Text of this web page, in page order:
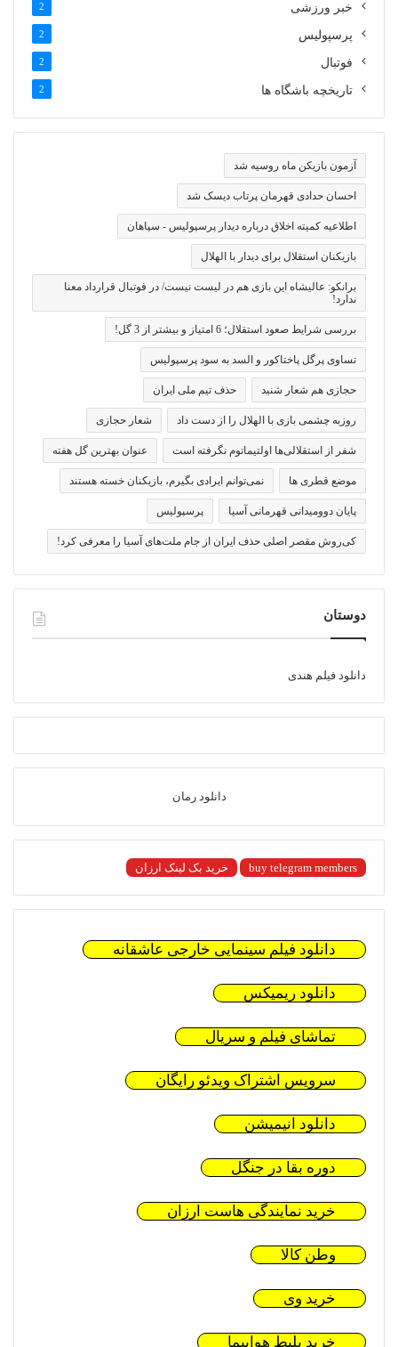
خبر ورزشی 2
پرسپولیس 2
فوتبال 2
تاریخچه باشگاه ها 2
آزمون بازیکن ماه روسیه شد
احسان حدادی قهرمان پرتاب دیسک شد
اطلاعیه کمیته اخلاق درباره دیدار پرسپولیس - سپاهان
بازیکنان استقلال برای دیدار با الهلال
برانکو: عالیشاه این بازی هم در لیست نیست/ در فوتبال قرارداد معنا
ندارد!
بررسی شرایط صعود استقلال؛ 6 امتیاز و بیشتر از 3 گل!
تساوی پرگل پاختاکور و السد به سود پرسپولیس
حجازی هم شعار شنید حذف تیم ملی ایران
روزبه چشمی بازی با الهلال را از دست داد شعار حجازی
شفر از استقلالی‌ها اولتیماتوم نگرفته است عنوان بهترین گل هفته
موضع قطری ها نمی‌توانم ایرادی بگیرم، بازیکنان خسته هستند
پایان دوومیدانی قهرمانی آسیا پرسپولیس
کی‌روش مقصر اصلی حذف ایران از جام ملت‌های آسیا را معرفی کرد!
دوستان
دانلود فیلم هندی
دانلود رمان
buy telegram members خرید بک لینک ارزان
دانلود فیلم سینمایی خارجی عاشقانه
دانلود ریمیکس
تماشای فیلم و سریال
سرویس اشتراک ویدئو رایگان
دانلود انیمیشن
دوره بقا در جنگل
خرید نمایندگی هاست ارزان
وطن کالا
خرید وی
خرید بلیط هواپیما